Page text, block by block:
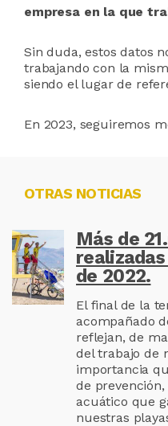
empresa en la que
Sin duda, estos datos
trabajando con la
siendo el lugar de
En 2023, seguiremos
OTRAS NOTICIAS
Más de
de 2022.
El final de la
acompañado
reflejan, de
del trabajo de
importancia
de
acuático que
nuestras